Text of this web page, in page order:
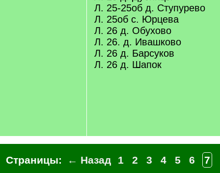
Л. 25-25об д. Ступурево
Л. 25об с. Юрцева
Л. 26 д. Обухово
Л. 26. д. Ивашково
Л. 26 д. Барсуков
Л. 26 д. Шапок
Страницы: ← Назад 1 2 3 4 5 6 7